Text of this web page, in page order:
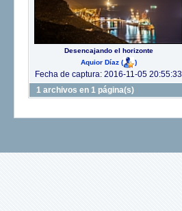
Desencajando el horizonte
Aquior Díaz( )
Fecha de captura: 2016-11-05 20:55:33
1 archivos en 1 página(s)